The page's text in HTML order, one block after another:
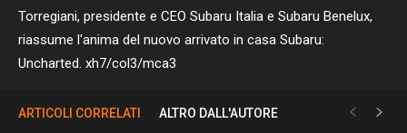
Torregiani, presidente e CEO Subaru Italia e Subaru Benelux,
riassume l'anima del nuovo arrivato in casa Subaru:
Uncharted. xh7/col3/mca3
ARTICOLI CORRELATI ALTRO DALL'AUTORE